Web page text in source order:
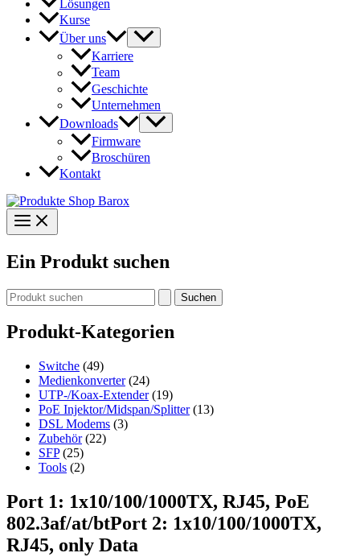
Lösungen
Kurse
Über uns
Karriere
Team
Geschichte
Unternehmen
Downloads
Firmware
Broschüren
Kontakt
Ein Produkt suchen
Suchen
nach:
Produkt-Kategorien
Switche (49)
Medienkonverter (24)
UTP-/Koax-Extender (19)
PoE Injektor/Midspan/Splitter (13)
DSL Modems (3)
Zubehör (22)
SFP (25)
Tools (2)
Port 1: 1x10/100/1000TX, RJ45, PoE
802.3af/at/btPort 2: 1x10/100/1000TX,
RJ45, only Data